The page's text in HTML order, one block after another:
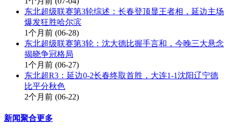
东北超级联赛第3轮综述：长春登顶显王者相，延边主场
爆发狂胜哈尔滨
1个月前 (06-28)
东北超级联赛第3轮：沈大德比握手言和，今晚三大悬念
揭晓争冠格局
1个月前 (06-27)
东北超R3：延边0-2长春终取首胜，大连1-1沈阳辽宁德
比平分秋色
2个月前 (06-22)
新闻聚合更多